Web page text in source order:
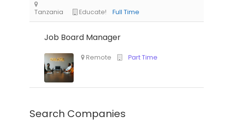
Nigeria Africa Label Group
Job Board Manager
Search Companies